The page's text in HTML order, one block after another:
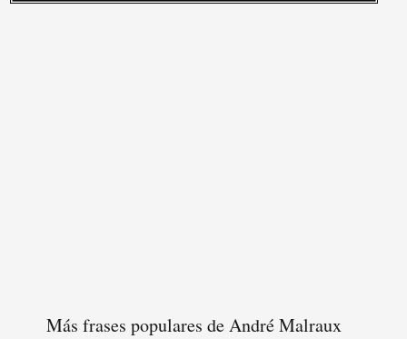
Más frases populares de André Malraux